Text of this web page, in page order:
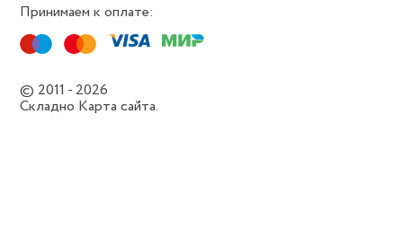
Принимаем к оплате:
© 2011 - 2026
Складно Карта сайта.